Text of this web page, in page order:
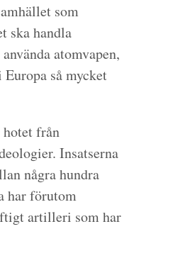
som
ska handla
atomvapen,
så mycket
från
Insatserna
några hundra
har förutom
artilleri som har